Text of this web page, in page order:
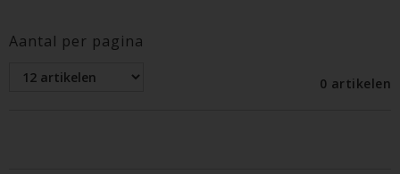
Aantal per pagina
0 artikelen